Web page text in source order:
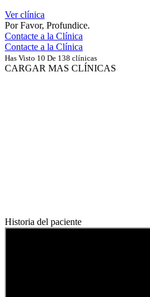
Ver clínica
Por Favor, Profundice.
Contacte a la Clínica
Contacte a la Clínica
Has Visto 10 De 138 clínicas
CARGAR MAS CLÍNICAS
Historia del paciente